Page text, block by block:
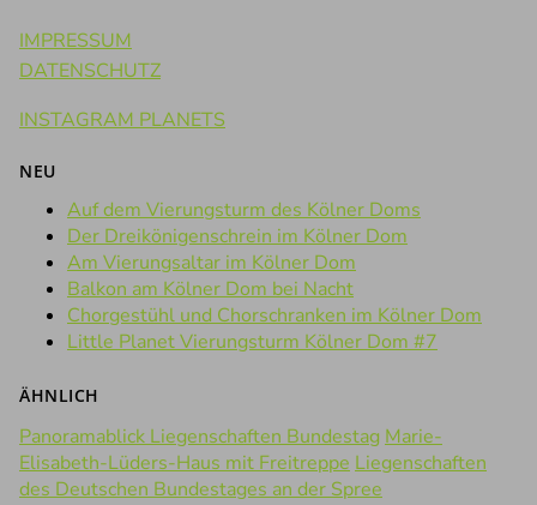
IMPRESSUM
DATENSCHUTZ
INSTAGRAM PLANETS
NEU
Auf dem Vierungsturm des Kölner Doms
Der Dreikönigenschrein im Kölner Dom
Am Vierungsaltar im Kölner Dom
Balkon am Kölner Dom bei Nacht
Chorgestühl und Chorschranken im Kölner Dom
Little Planet Vierungsturm Kölner Dom #7
ÄHNLICH
Panoramablick Liegenschaften Bundestag Marie-
Elisabeth-Lüders-Haus mit Freitreppe Liegenschaften
des Deutschen Bundestages an der Spree